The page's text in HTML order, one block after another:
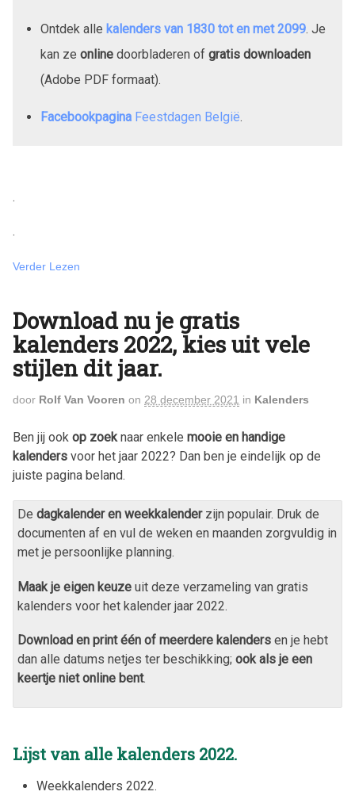
Ontdek alle kalenders van 1830 tot en met2099. Je
kan ze online doorbladeren of gratis downloaden
(Adobe PDF formaat).
Facebookpagina Feestdagen België.
.
.
Verder Lezen
Download nu je gratis
kalenders 2022, kies uit vele
stijlen dit jaar.
door Rolf Van Vooren on 28 december 2021 in Kalenders
Ben jij ook op zoeknaar enkele mooie en handige
kalenders voor het jaar 2022? Dan ben je eindelijk op de
juiste pagina beland.
De dagkalender en weekkalenderzijn populair. Druk de
documenten af en vul de weken en maanden zorgvuldig in
met je persoonlijke planning.
Maak je eigen keuze uit deze verzameling van gratis
kalenders voor het kalender jaar 2022.
Download en print één of meerdere kalenders en je hebt
dan alle datums netjes ter beschikking; ook als je een
keertje niet online bent.
Lijst van alle kalenders 2022.
Weekkalenders 2022.